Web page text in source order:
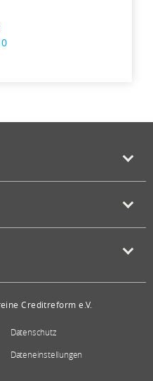
Creditreform e.V.
Datenschutz
Dateneinstellungen